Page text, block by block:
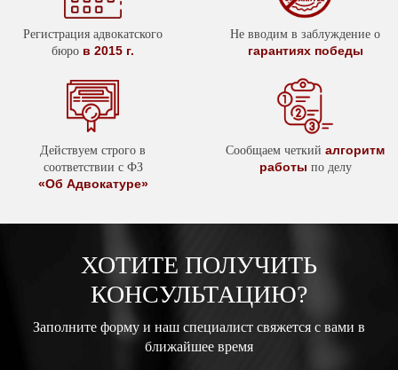
Регистрация адвокатского
бюро в 2015 г.
Не вводим в заблуждение о
гарантиях победы
Действуем строго в
соответствии с ФЗ
«Об Адвокатуре»
Сообщаем четкий алгоритм
работы по делу
ХОТИТЕ ПОЛУЧИТЬ
КОНСУЛЬТАЦИЮ?
Заполните форму и наш специалист свяжется с вами в
ближайшее время